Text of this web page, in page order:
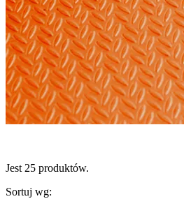
Jest 25 produktów.
Sortuj wg: